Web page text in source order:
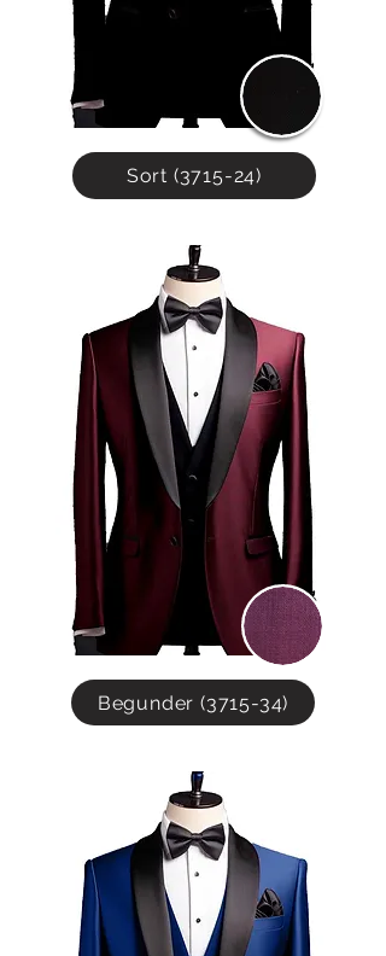
Med sin lette og fleksible struktur er
stoffet behagelig å bevege seg i.
Samtidig reduserer terylene krølling, noe
som gjør dressen enkel å vedlikeholde og
alltid klar til bruk.
Denne harmonien mellom slitestyrke,
komfort og stil gjør våre tradisjonelle
perfekt for både daglig bruk og stilfulle
Sort (3715-24)
Begunder (3715-34)